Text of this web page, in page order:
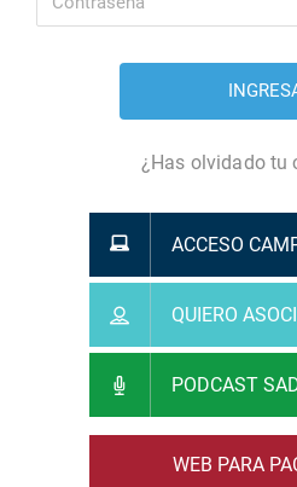
¿Has olvidado tu
ACCESO
QUIERO
PODCAST
WEB PARA